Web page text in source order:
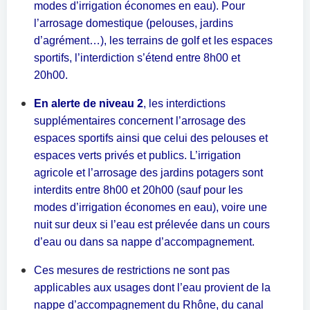
modes d’irrigation économes en eau). Pour
l’arrosage domestique (pelouses, jardins
d’agrément…), es terrains de golf et es espaces
sportifs, l’interdiction s’étend entre 8h00 et
20h00.
En alerte de niveau 2, les interdictions
supplémentaires concernent l’arrosage des
espaces sportifs ainsi que celui des pelouses et
espaces verts privés et publics. L’irrigation
agricole et l’arrosage des jardins potagers sont
interdits entre 8h00 et 20h00 (sauf pour les
modes d’irrigation économes en eau), voire une
nuit sur deux si l’eau est prélevée dans un cours
d’eau ou dans sa nappe d’accompagnement.
Ces mesures de restrictions ne sont pas
applicables aux usages dont l’eau provient de la
nappe d’accompagnement du Rhône, du canal